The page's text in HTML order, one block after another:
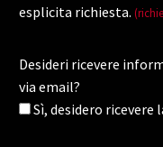
esplicita richiesta.
Desideri ricevere
via email?
Sì, desidero